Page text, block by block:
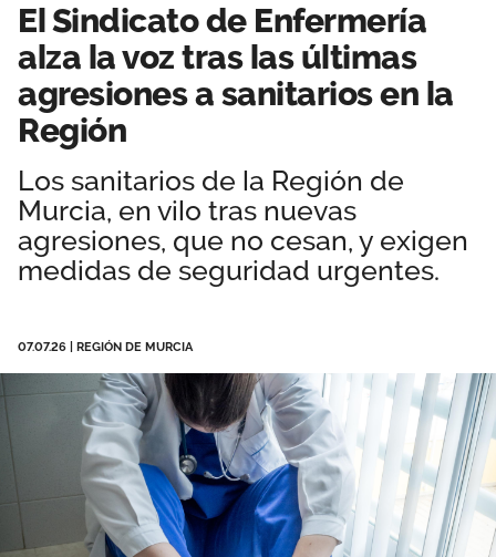
Estructura organizativa
Transparencia
Secciones sindicales
Servicios
Ventajas
Actualidad
Temas
Sala de prensa
Documentos
Espacio profesional
Contáctanos
Área privada
El Sindicato de Enfermería
alza la voz tras las últimas
agresiones a sanitarios en la
Región
Los sanitarios de la Región de
Murcia, en vilo tras nuevas
agresiones, que no cesan, y exigen
medidas de seguridad urgentes.
07.07.26 REGIÓN DE MURCIA